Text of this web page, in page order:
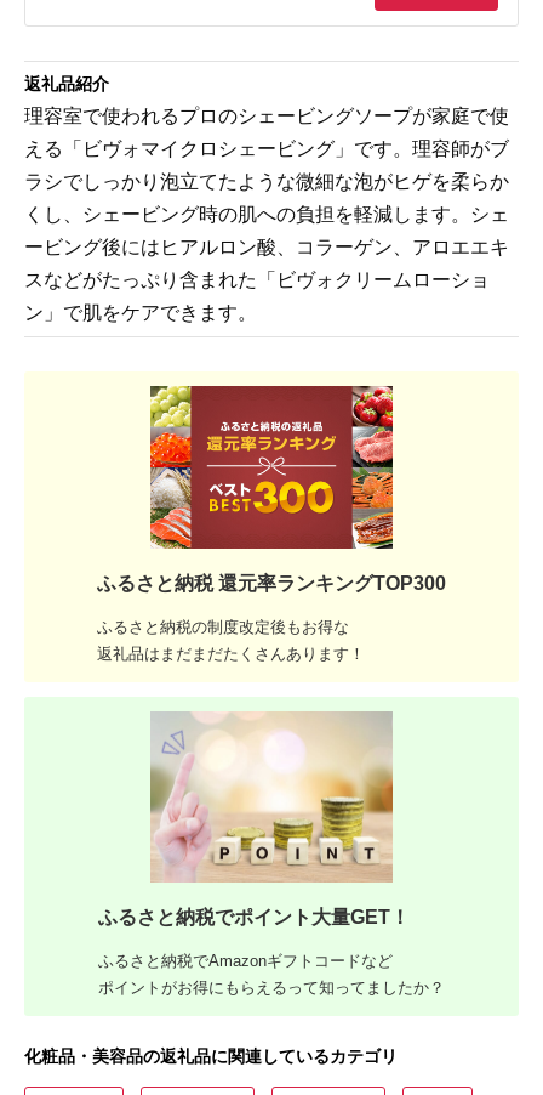
返礼品紹介
理容室で使われるプロのシェービングソープが家庭で使
える「ビヴォマイクロシェービング」です。理容師がブ
ラシでしっかり泡立てたような微細な泡がヒゲを柔らか
くし、シェービング時の肌への負担を軽減します。シェ
ービング後にはヒアルロン酸、コラーゲン、アロエエキ
スなどがたっぷり含まれた「ビヴォクリームローショ
ン」で肌をケアできます。
ふるさと納税 還元率ランキングTOP300
ふるさと納税の制度改定後もお得な
返礼品はまだまだたくさんあります！
ふるさと納税でポイント大量GET！
ふるさと納税でAmazonギフトコードなど
ポイントがお得にもらえるって知ってましたか？
化粧品・美容品の返礼品に関連しているカテゴリ